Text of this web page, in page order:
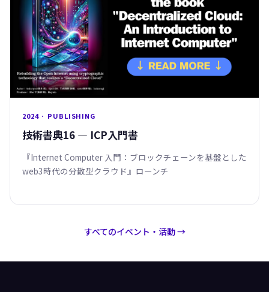
2024 · PUBLISHING
技術書典16 — ICP入門書
『Internet Computer 入門：ブロックチェーンを基盤とした
web3時代の分散型クラウド』ローンチ
すべてのイベント・活動 →